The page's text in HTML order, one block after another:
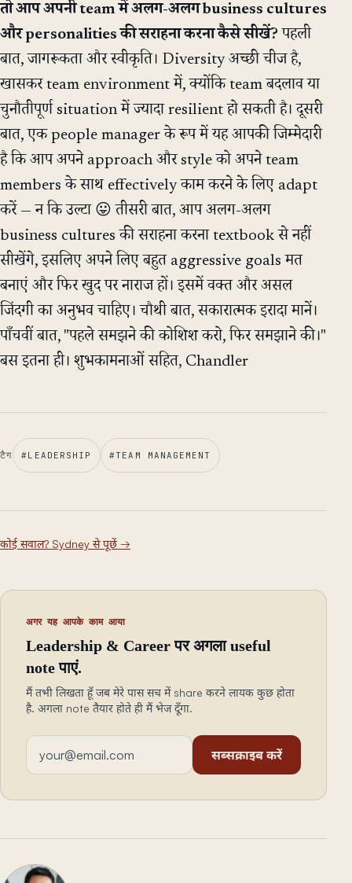
तो आप अपनी team में अलग-अलग business cultures
और personalities की सराहना करना कैसे सीखें? पहली
बात, जागरूकता और स्वीकृति। Diversity अच्छी चीज है,
खासकर team environment में, क्योंकि team बदलाव या
चुनौतीपूर्ण situation में ज्यादा resilient हो सकती है। दूसरी
बात, एक people manager के रूप में यह आपकी जिम्मेदारी
है कि आप अपने approach और style को अपने team
members के साथ effectively काम करने के लिए adapt
करें — न कि उल्टा 😛 तीसरी बात, आप अलग-अलग
business cultures की सराहना करना textbook से नहीं
सीखेंगे, इसलिए अपने लिए बहुत aggressive goals मत
बनाएं और फिर खुद पर नाराज हों। इसमें वक्त और असल
जिंदगी का अनुभव चाहिए। चौथी बात, सकारात्मक इरादा मानें।
पाँचवीं बात, "पहले समझने की कोशिश करो, फिर समझाने की।"
बस इतना ही। शुभकामनाओं सहित, Chandler
टैग #LEADERSHIP #TEAM MANAGEMENT
कोई सवाल? Sydney से पूछें →
अगर यह आपके काम आया
Leadership & Career पर अगला useful
note पाएं.
मैं तभी लिखता हूँ जब मेरे पास सच में share करने लायक कुछ होता
है. अगला note तैयार होते ही मैं भेज दूँगा.
ईमेल एड्रेस
सब्सक्राइब करें